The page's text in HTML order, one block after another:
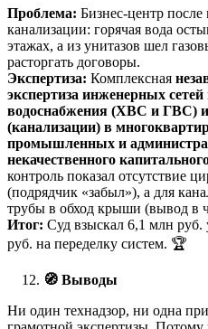
Проблема: Бизнес-центр
канализации: горячая вода
этажах, а из унитазов шел
расторгать договоры.
Экспертиза: Комплексная
экспертиза инженерных сетей
водоснабжения (ХВС и ГВС) и
(канализации) в
промышленных и
некачественного
контроль показал отсутствие
(подрядчик «забыл»), а для
трубы в обход крыши (вывод в
Итог: Суд взыскал 6,1 млн
руб. на переделку систем. 🏆
🧭 Выводы
Ни один технадзор, ни одна